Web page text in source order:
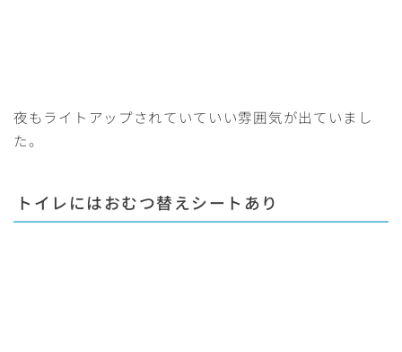
夜もライトアップされていていい雰囲気が出ていまし
た。
トイレにはおむつ替えシート あり